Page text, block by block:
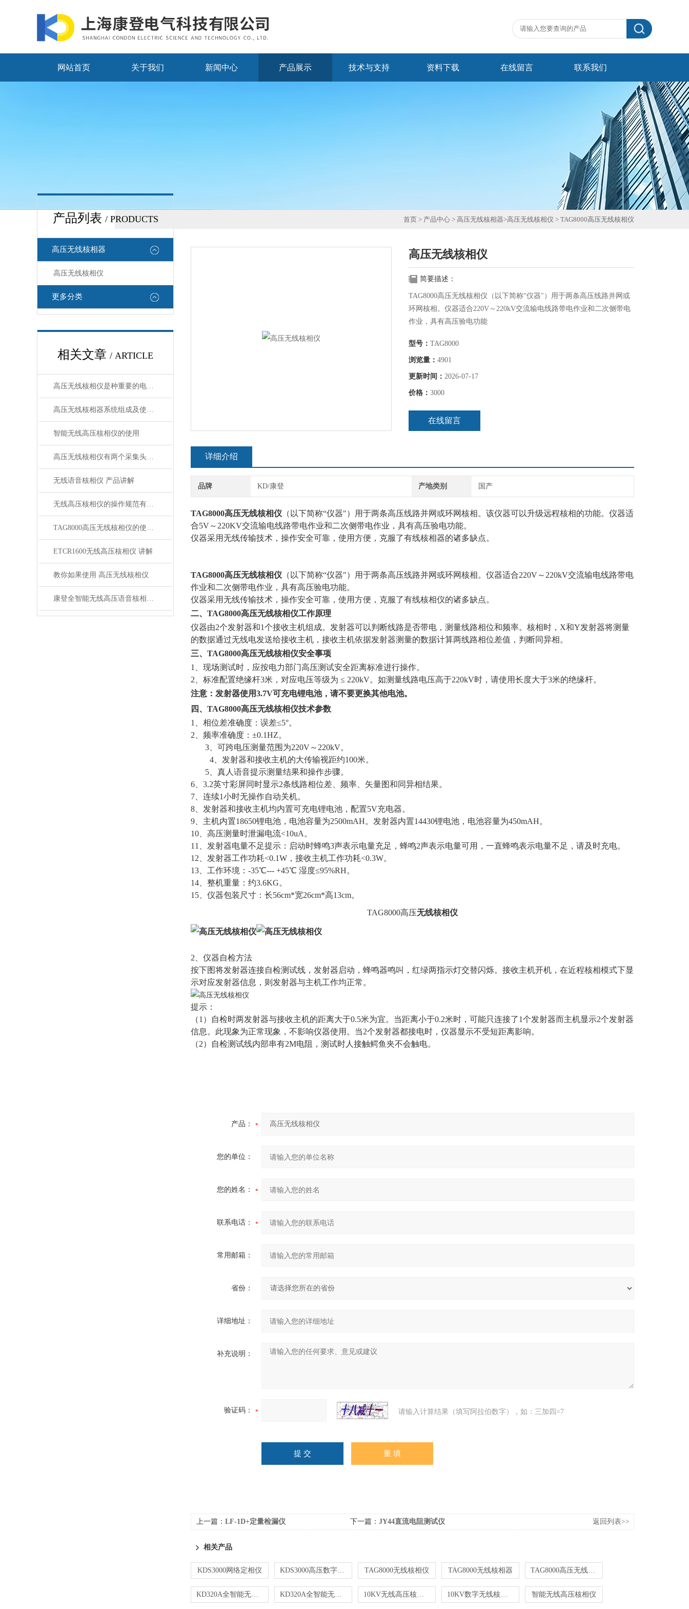
网站首页 关于我们 新闻中心 产品展示 技术与支持 资料下载 在线留言 联系我们
产品列表 / PRODUCTS
高压无线核相器
高压无线核相仪
更多分类
相关文章 / ARTICLE
高压无线核相仪是种重要的电力检测工具
高压无线核相器系统组成及使用注意事项
智能无线高压核相仪的使用
高压无线核相仪有两个采集头怎么使用
无线语音核相仪 产品讲解
无线高压核相仪的操作规范有哪些？
TAG8000高压无线核相仪的使用方法
ETCR1600无线高压核相仪 讲解
教你如果使用 高压无线核相仪
康登全智能无线高压语音核相仪 技术特点
首页 > 产品中心 > 高压无线核相器>高压无线核相仪 > TAG8000高压无线核相仪
高压无线核相仪
简要描述：
TAG8000高压无线核相仪（以下简称“仪器"）用于两条高压线路并网或
环网核相。仪器适合220V～220kV交流输电线路带电作业和二次侧带电
作业，具有高压验电功能
型号： TAG8000
浏览量： 4901
更新时间： 2026-07-17
价格： 3000
在线留言
详细介绍
品牌 KD/康登 产地类别 国产
TAG8000高压无线核相仪 （以下简称“仪器"）用于两条高压线路并网或环网核相。该仪器可以升级远程核相的功能。仪器适
合5V～220KV交流输电线路带电作业和二次侧带电作业，具有高压验电功能。
仪器采用无线传输技术，操作安全可靠，使用方便，克服了有线核相器的诸多缺点。
TAG8000高压无线核相仪 （以下简称“仪器"）用于两条高压线路并网或环网核相。仪器适合220V～220kV交流输电线路带电
作业和二次侧带电作业，具有高压验电功能。
仪器采用无线传输技术，操作安全可靠，使用方便，克服了有线核相仪的诸多缺点。
二、 TAG8000高压无线核相仪工作原理
仪器由2个发射器和1个接收主机组成。发射器可以判断线路是否带电，测量线路相位和频率。核相时，X和Y发射器将测量
的数据通过无线电发送给接收主机，接收主机依据发射器测量的数据计算两线路相位差值，判断同异相。
三、 TAG8000高压无线核相仪安全事项
1、现场测试时，应按电力部门高压测试安全距离标准进行操作。
2、标准配置绝缘杆3米，对应电压等级为 ≤ 220kV。如测量线路电压高于220kV时，请使用长度大于3米的绝缘杆。
注意：发射器使用3.7V可充电锂电池，请不要更换其他电池。
四、 TAG8000高压无线核相仪技术参数
1、相位差准确度：误差≤5°。
2、频率准确度：±0.1HZ。
3、可跨电压测量范围为220V～220kV。
4、发射器和接收主机的大传输视距约100米。
5、真人语音提示测量结果和操作步骤。
6、3.2英寸彩屏同时显示2条线路相位差、频率、矢量图和同异相结果。
7、连续1小时无操作自动关机。
8、发射器和接收主机均内置可充电锂电池，配置5V充电器。
9、主机内置18650锂电池，电池容量为2500mAH。发射器内置14430锂电池，电池容量为450mAH。
10、高压测量时泄漏电流<10uA。
11、发射器电量不足提示：启动时蜂鸣3声表示电量充足，蜂鸣2声表示电量可用，一直蜂鸣表示电量不足，请及时充电。
12、发射器工作功耗<0.1W，接收主机工作功耗<0.3W。
13、工作环境：-35℃--- +45℃ 湿度≤95%RH。
14、整机重量：约3.6KG。
15、仪器包装尺寸：长56cm*宽26cm*高13cm。
TAG8000高压无线核相仪
2、仪器自检方法
按下图将发射器连接自检测试线，发射器启动，蜂鸣器鸣叫，红绿两指示灯交替闪烁。接收主机开机，在近程核相模式下显
示对应发射器信息，则发射器与主机工作均正常。
提示：
（1）自检时两发射器与接收主机的距离大于0.5米为宜。当距离小于0.2米时，可能只连接了1个发射器而主机显示2个发射器
信息。此现象为正常现象，不影响仪器使用。当2个发射器都接电时，仪器显示不受短距离影响。
（2）自检测试线内部串有2M电阻，测试时人接触鳄鱼夹不会触电。
产品：
您的单位：
您的姓名：
联系电话：
常用邮箱：
省份：
详细地址：
补充说明：
验证码： 请输入计算结果（填写阿拉伯数字），如：三加四=7
上一篇： LF-1D+定量检漏仪 下一篇： JY44直流电阻测试仪 返回列表>>
相关产品
KDS3000网络定相仪 KDS3000高压数字核相仪 TAG8000无线核相仪 TAG8000无线核相器 TAG8000高压无线核相仪
KD320A全智能无线高压语音核相仪 KD320A全智能无线高低压核相仪 10KV无线高压核相仪 10KV数字无线核相器 智能无线高压核相仪